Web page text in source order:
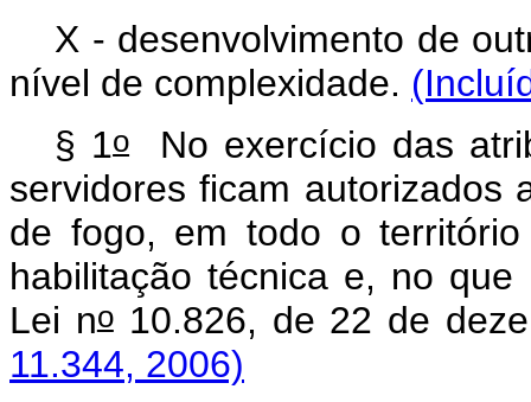
X - desenvolvimento de
nível de complexidade.
§ 1o
No exercício das
servidores ficam autorizados
de fogo, em todo o
habilitação técnica e, no
Lei no10.826, de 22 de
11.344, 2006)